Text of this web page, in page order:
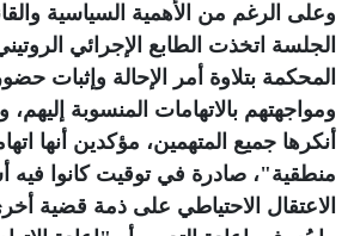
وعلى الرغم من الأهمية السياسية
الجلسة اتخذت الطابع الإجرائي
المحكمة بتلاوة أمر الإحالة وإثبات
ومواجهتهم بالاتهامات المنسوبة إليهم،
أنكرها جميع المتهمين، مؤكدين أنها
منطقية"، صادرة في توقيت كانوا فيه
الاعتقال الاحتياطي على ذمة قضية